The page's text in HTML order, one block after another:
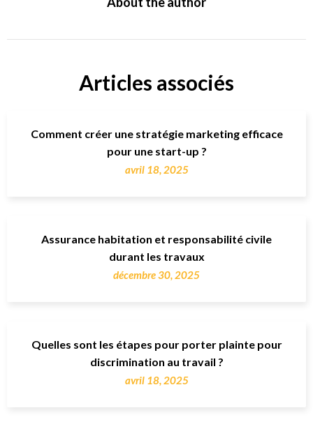
Articles associés
Comment créer une stratégie marketing efficace
pour une start-up ?
avril 18, 2025
Assurance habitation et responsabilité civile
durant les travaux
décembre 30, 2025
Quelles sont les étapes pour porter plainte pour
discrimination au travail ?
avril 18, 2025